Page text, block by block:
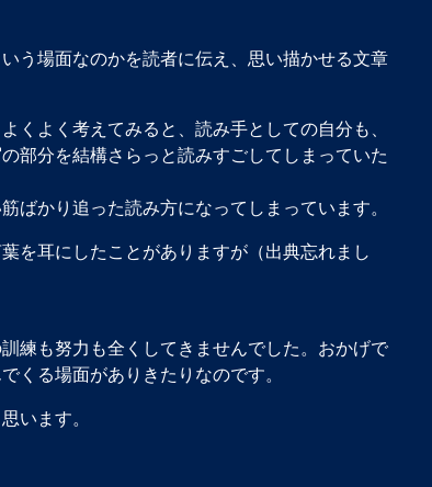
う場面なのかを読者に伝え、思い描かせる文章
よく考えてみると、読み手としての自分も、
部分を結構さらっと読みすごしてしまっていた
かり追った読み方になってしまっています。
を耳にしたことがありますが（出典忘れまし
練も努力も全くしてきませんでした。おかげで
くる場面がありきたりなのです。
います。